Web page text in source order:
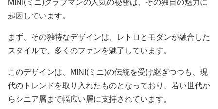
MINI(ミニ)クラブマンの人気の秘密は、その独自の魅力に
起因しています。
まず、その独特なデザインは、レトロとモダンが融合した
スタイルで、多くのファンを魅了しています。
このデザインは、MINI(ミニ)の伝統を受け継ぎつつも、現
代のトレンドを取り入れたものとなっており、若い世代か
らシニア層まで幅広い層に支持されています。